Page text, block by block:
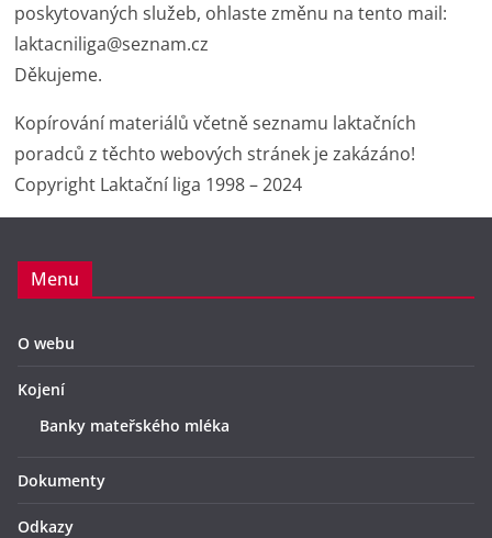
poskytovaných služeb, ohlaste změnu na tento mail:
laktacniliga@seznam.cz
Děkujeme.
Kopírování materiálů včetně seznamu laktačních
poradců z těchto webových stránek je zakázáno!
Copyright Laktační liga 1998 – 2024
Menu
O webu
Kojení
Banky mateřského mléka
Dokumenty
Odkazy